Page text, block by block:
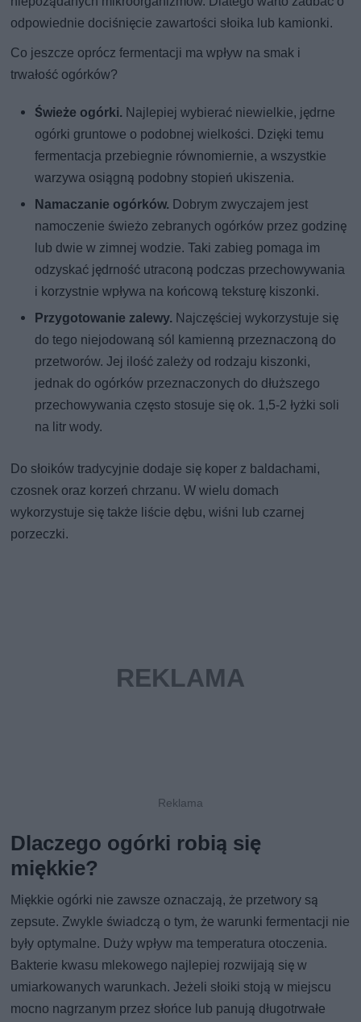
odpowiednie dociśnięcie zawartości słoika lub kamionki.
Co jeszcze oprócz fermentacji ma wpływ na smak i
trwałość ogórków?
Świeże ogórki. Najlepiej wybierać niewielkie, jędrne
ogórki gruntowe o podobnej wielkości. Dzięki temu
fermentacja przebiegnie równomiernie, a wszystkie
warzywa osiągną podobny stopień ukiszenia.
Namaczanie ogórków. Dobrym zwyczajem jest
namoczenie świeżo zebranych ogórków przez godzinę
lub dwie w zimnej wodzie. Taki zabieg pomaga im
odzyskać jędrność utraconą podczas przechowywania
i korzystnie wpływa na końcową teksturę kiszonki.
Przygotowanie zalewy. Najczęściej wykorzystuje się
do tego niejodowaną sól kamienną przeznaczoną do
przetworów. Jej ilość zależy od rodzaju kiszonki,
jednak do ogórków przeznaczonych do dłuższego
przechowywania często stosuje się ok. 1,5-2 łyżki soli
na litr wody.
Do słoików tradycyjnie dodaje się koper z baldachami,
czosnek oraz korzeń chrzanu. W wielu domach
wykorzystuje się także liście dębu, wiśni lub czarnej
porzeczki.
Dlaczego ogórki robią się
miękkie?
Miękkie ogórki nie zawsze oznaczają, że przetwory są
zepsute. Zwykle świadczą o tym, że warunki fermentacji nie
były optymalne. Duży wpływ ma temperatura otoczenia.
Bakterie kwasu mlekowego najlepiej rozwijają się w
umiarkowanych warunkach. Jeżeli słoiki stoją w miejscu
mocno nagrzanym przez słońce lub panują długotrwałe